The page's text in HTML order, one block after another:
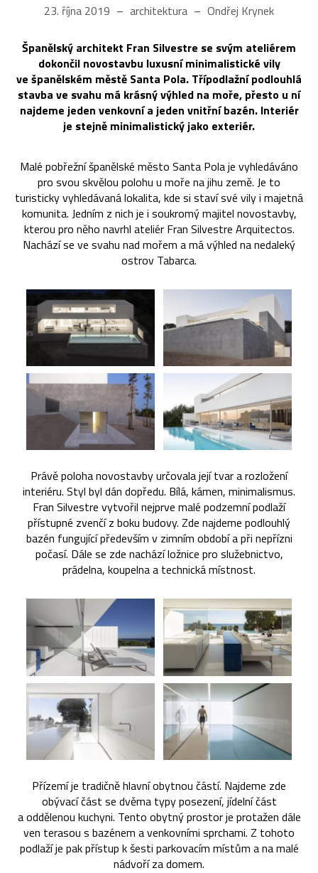
23. října 2019 architektura Ondřej Krynek
Španělský architekt Fran Silvestre se svým ateliérem
dokončil novostavbu luxusní minimalistické vily
ve španělském městě Santa Pola. Třípodlažní podlouhlá
stavba ve svahu má krásný výhled na moře, přesto u ní
najdeme jeden venkovní a jeden vnitřní bazén. Interiér
je stejně minimalistický jako exteriér.
Malé pobřežní španělské město Santa Pola je vyhledáváno
pro svou skvělou polohu u moře na jihu země. Je to
turisticky vyhledávaná lokalita, kde si staví své vily i majetná
komunita. Jedním z nich je i soukromý majitel novostavby,
kterou pro něho navrhl ateliér Fran Silvestre Arquitectos.
Nachází se ve svahu nad mořem a má výhled na nedaleký
ostrov Tabarca.
Právě poloha novostavby určovala její tvar a rozložení
interiéru. Styl byl dán dopředu. Bílá, kámen, minimalismus.
Fran Silvestre vytvořil nejprve malé podzemní podlaží
přístupné zvenčí z boku budovy. Zde najdeme podlouhlý
bazén fungující především v zimním období a při nepřízni
počasí. Dále se zde nachází ložnice pro služebnictvo,
prádelna, koupelna a technická místnost.
Přízemí je tradičně hlavní obytnou částí. Najdeme zde
obývací část se dvěma typy posezení, jídelní část
a oddělenou kuchyni. Tento obytný prostor je protažen dále
ven terasou s bazénem a venkovními sprchami. Z tohoto
podlaží je pak přístup k šesti parkovacím místům a na malé
nádvoří za domem.